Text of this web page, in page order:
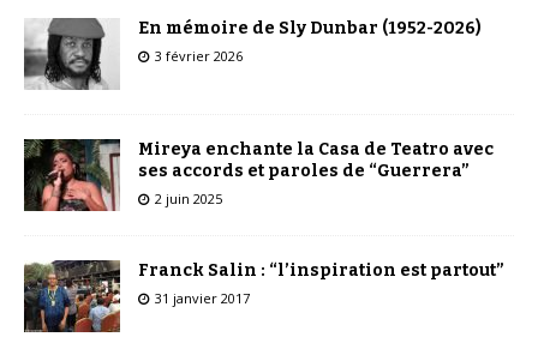
En mémoire de Sly Dunbar (1952-2026)
3 février 2026
Mireya enchante la Casa de Teatro avec
ses accords et paroles de “Guerrera”
2 juin 2025
Franck Salin : “l’inspiration est partout”
31 janvier 2017